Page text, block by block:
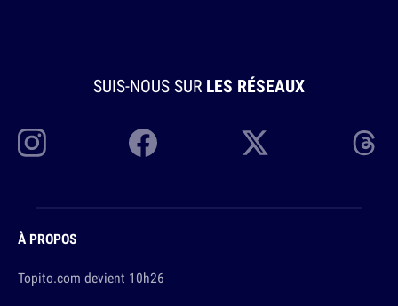
SUIS-NOUS SUR LES RÉSEAUX
À PROPOS
Topito.com devient 10h26